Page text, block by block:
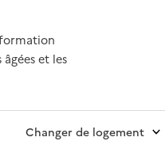
et les
Changer de logement